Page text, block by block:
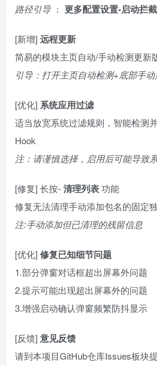
路径引导 ： 更多配置设置-启动拦
[新增] 远程更新
简易的模块主页自动/手动检测更新
引导：打开主页自动检测+底部手
[优化] 系统应用过滤
适当放宽系统过滤规则，智能检测
Hook
注：请谨慎选择，启用后可能导致
[修复] 长按-清理列表功能
修复无法清理手动添加包名的固定
注:手动添加但已清理的残留信息
[优化] 修复已知细节问题
1.部分弹窗对话框超出屏幕外问题
2.提示可能出现超出屏幕外的问题
3.增强启动确认弹窗频繁防抖显示
[反馈] 意见反馈
请到本项目GitHub仓库Issues板块